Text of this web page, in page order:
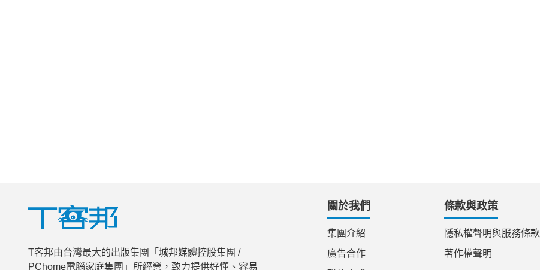
T客邦由台灣最大的出版集團「城邦媒體控股集團 /
PChome電腦家庭集團」所經營，致力提供好懂、容易
關於我們
集團介紹
廣告合作
條款與政策
隱私權聲明與服務條款
著作權聲明